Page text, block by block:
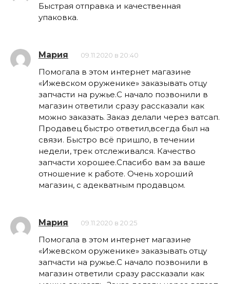
Быстрая отправка и качественная
упаковка.
Мария 09.11.2020 в 20:40
Помогала в этом интернет магазине
«Ижевском оруженике» заказывать отцу
запчасти на ружье.С начало позвонили в
магазин ответили сразу рассказали как
можно заказать. Заказ делали через ватсап.
Продавец быстро ответил,всегда был на
связи. Быстро всё пришло, в течении
недели, трек отслеживался. Качество
запчасти хорошее.Спасибо вам за ваше
отношение к работе. Очень хороший
магазин, с адекватным продавцом.
Мария 09.11.2020 в 20:25
Помогала в этом интернет магазине
«Ижевском оруженике» заказывать отцу
запчасти на ружье.С начало позвонили в
магазин ответили сразу рассказали как